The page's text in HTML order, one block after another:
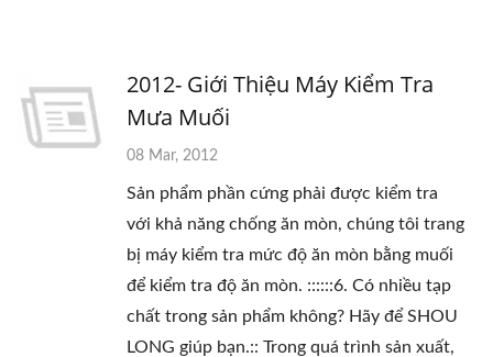
2012- Giới Thiệu Máy Kiểm Tra
Mưa Muối
08 Mar, 2012
Sản phẩm phần cứng phải được kiểm tra
với khả năng chống ăn mòn, chúng tôi trang
bị máy kiểm tra mức độ ăn mòn bằng muối
để kiểm tra độ ăn mòn. ::::::6. Có nhiều tạp
chất trong sản phẩm không? Hãy để SHOU
LONG giúp bạn.:: Trong quá trình sản xuất,